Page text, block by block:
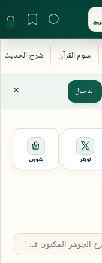
الدخول
تويتر شوبي